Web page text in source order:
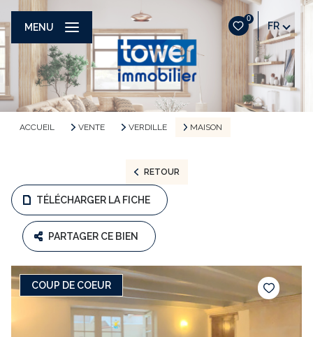
0
FR
MENU
ACCUEIL VENTE VERDILLE MAISON
RETOUR
TÉLÉCHARGER LA FICHE
PARTAGER CE BIEN
COUP DE COEUR